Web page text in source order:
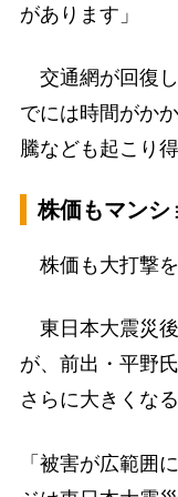
があります」
交通網が回復
でには時間がか
騰なども起こり得
株価もマンシ
株価も大打撃を
東日本大震災
が、前出・平野
さらに大きくなる
「被害が広範囲